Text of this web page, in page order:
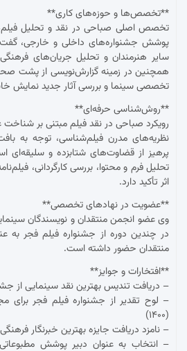
**تخصص‌ها و حوزه‌های کاری**
تخصص اصلی صباحی در نقد و تحلیل
پوشش جشنواره‌های داخلی و خارجی، گفت‌وگو
سایر هنرمندان و تحلیل جریان‌های
همچنین در زمینه گزارش‌نویسی از پشت
تخصصی سینما و بررسی آثار جدید نمایش
**روش‌شناسی حرفه‌ای**
رویکرد صباحی در نقد فیلم مبتنی بر شناخت
نظریه‌های مدرن فیلم‌شناسی، توجه به
پرهیز از قضاوت‌های شتابزده و
تحلیل فرم و محتوا، بررسی کارگردانی،
اثر تأکید دارد.
**عضویت در نهادهای تخصصی**
وی عضو انجمن منتقدان و نویسندگان
در چندین دوره از جشنواره فیلم فجر به
منتقدان حضور داشته است.
**افتخارات و جوایز**
– دریافت تندیس بهترین نقد سینمایی از
– لوح تقدیر از جشنواره فیلم فجر برای
(۱۴۰۰)
– نامزد دریافت جایزه بهترین خبرنگار فرهنگی
– انتخاب به عنوان دبیر پوشش